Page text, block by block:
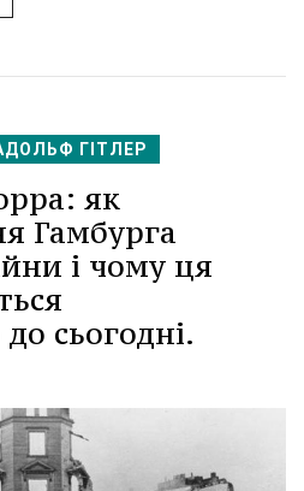
ГІТЛЕР
як
Гамбурга
і чому ця
сьогодні.